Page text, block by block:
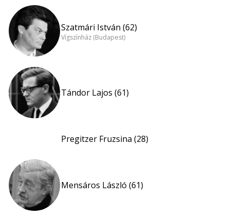
Szatmári István (62)
Vígszínház (Budapest)
Tándor Lajos (61)
Pregitzer Fruzsina (28)
Mensáros László (61)